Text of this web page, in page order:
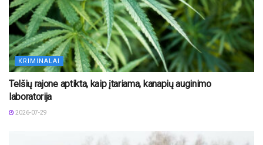
KRIMINALAI
Telšių rajone aptikta, kaip įtariama, kanapių auginimo
laboratorija
2026-07-29